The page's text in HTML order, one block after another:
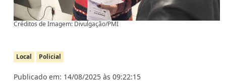
Créditos de Imagem: Divulgação/PMI
Local Policial
Publicado em: 14/08/2025 às 09:22:15